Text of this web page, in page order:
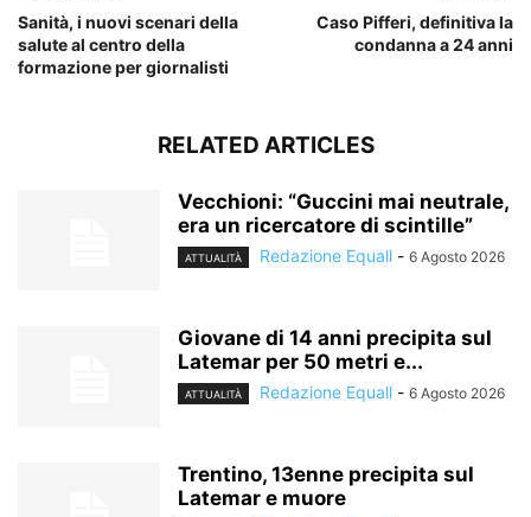
Sanità, i nuovi scenari della
salute al centro della
formazione per giornalisti
Caso Pifferi, definitiva la
condanna a 24 anni
RELATED ARTICLES
Vecchioni: “Guccini mai neutrale,
era un ricercatore di scintille”
ATTUALITÀ Redazione Equall - 6 Agosto 2026
Giovane di 14 anni precipita sul
Latemar per 50 metri e...
ATTUALITÀ Redazione Equall - 6 Agosto 2026
Trentino, 13enne precipita sul
Latemar e muore